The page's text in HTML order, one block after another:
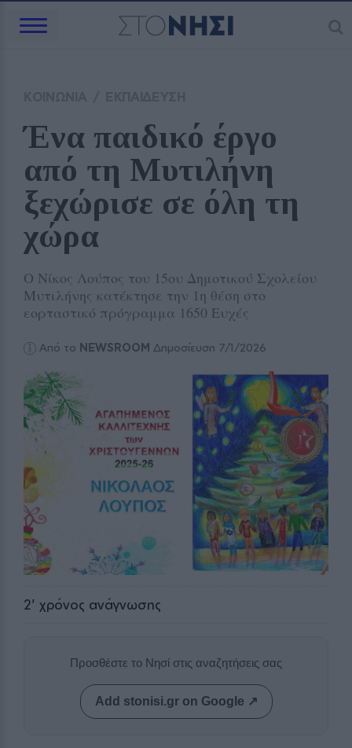
Ένα παιδικό έργο
από τη Μυτιλήνη
ξεχώρισε σε όλη τη
χώρα
Ο Νίκος Λούπος του 15ου Δημοτικού Σχολείου
Μυτιλήνης κατέκτησε την 1η θέση στο
εορταστικό πρόγραμμα 1650 Ευχές
Από το NEWSROOM Δημοσίευση 7/1/2026
2' χρόνος ανάγνωσης
Προσθέστε το Νησί στις αναζητήσεις σας
Add stonisi.gr on Google ↗